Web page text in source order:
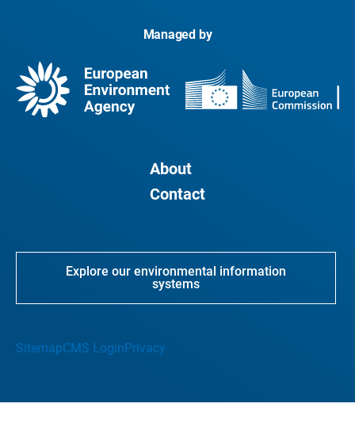
Managed by
About
Contact
Explore our environmental information
systems
SitemapCMS LoginPrivacy